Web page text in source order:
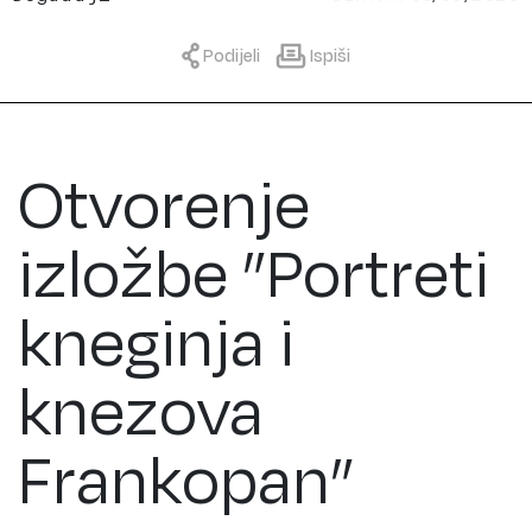
Podijeli Ispiši
Otvorenje
izložbe ”Portreti
kneginja i
knezova
Frankopan”